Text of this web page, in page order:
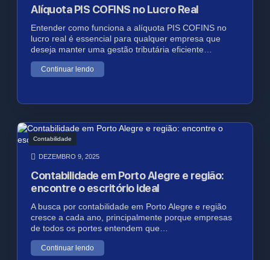
Alíquota PIS COFINS no Lucro Real
Entender como funciona a alíquota PIS COFINS no
lucro real é essencial para qualquer empresa que
deseja manter uma gestão tributária eficiente…
Continuar lendo
Contabilidade
DEZEMBRO 9, 2025
Contabilidade em Porto Alegre e região:
encontre o escritório ideal
A busca por contabilidade em Porto Alegre e região
cresce a cada ano, principalmente porque empresas
de todos os portes entendem que…
Continuar lendo